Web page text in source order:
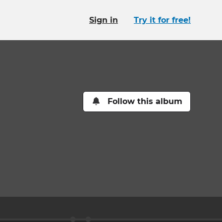
Sign in Try it for free!
Follow this album